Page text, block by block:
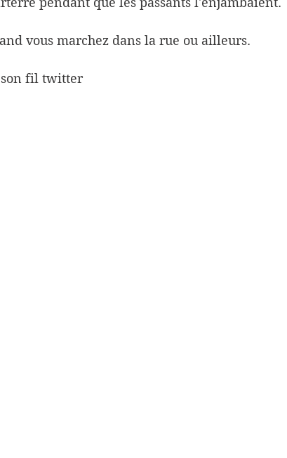
vous marchez dans la rue ou ailleurs.
son fil twitter